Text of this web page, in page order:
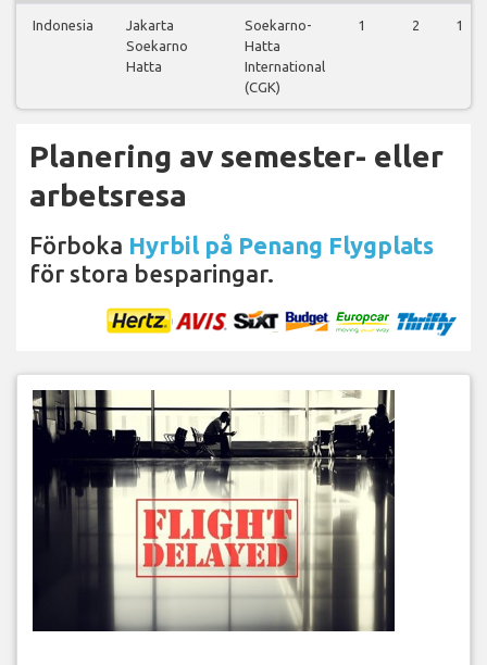
Indonesia
Jakarta
Soekarno
Hatta
Soekarno-
Hatta
International
(CGK)
1 2 1
Planering av semester- eller
arbetsresa
Förboka Hyrbil på Penang Flygplats
för stora besparingar.